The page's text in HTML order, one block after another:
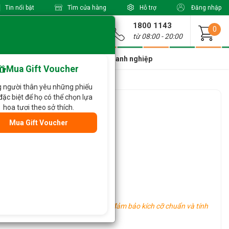
Tin nổi bật Tìm cửa hàng Hỗ trợ Đăng nhập
1800 1143
từ 08:00 - 20:00
0
Dành cho doanh nghiệp
khác tùy vào tình hình thực tế.
khu vực khác nhau, tuy nhiên vẫn đảm bảo kích cỡ chuẩn và tính
Mua Gift Voucher
người thân yêu những phiếu
biệt để họ có thể chọn lựa
hoa tươi theo sở thích.
Mua Gift Voucher